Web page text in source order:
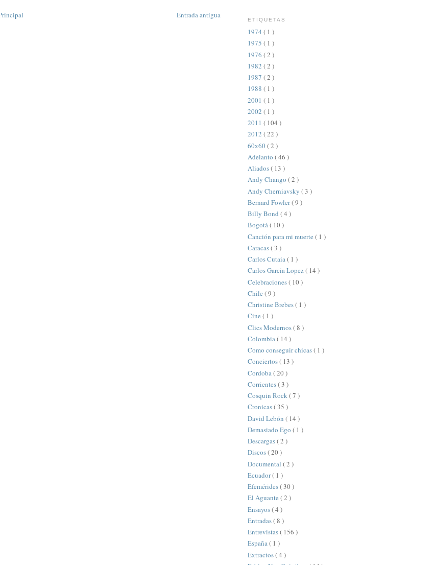
Entrada antigua
ETIQUETAS
1974 ( 1 )
1975 ( 1 )
1976 ( 2 )
1982 ( 2 )
1987 ( 2 )
1988 ( 1 )
2001 ( 1 )
2002 ( 1 )
2011 ( 104 )
2012 ( 22 )
60x60( 2 )
Adelanto ( 46 )
Aliados( 13 )
Andy Chango ( 2 )
Andy Cherniavsky ( 3 )
Bernard Fowler( 9 )
Billy Bond ( 4 )
Bogotá( 10 )
Canción para mi muerte ( 1 )
Caracas( 3 )
Carlos Cutaia( 1 )
Carlos Garcia Lopez( 14 )
Celebraciones( 10 )
Chile ( 9 )
Christine Brebes( 1 )
Cine ( 1 )
Clics Modernos( 8 )
Colombia( 14 )
Como conseguir chicas( 1 )
Conciertos( 13 )
Cordoba ( 20 )
Corrientes( 3 )
Cosquin Rock( 7 )
Cronicas( 35 )
David Lebón ( 14 )
Demasiado Ego ( 1 )
Descargas( 2 )
Discos( 20 )
Documental ( 2 )
Ecuador( 1 )
Efemérides( 30 )
El Aguante ( 2 )
Ensayos( 4 )
Entradas( 8 )
Entrevistas( 156 )
España( 1 )
Extractos( 4 )